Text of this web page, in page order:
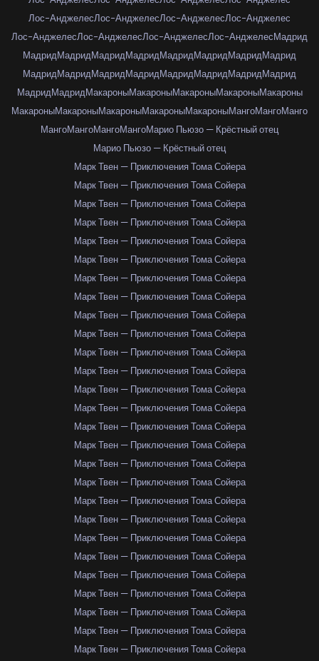
Лос-АнджелесЛос-АнджелесЛос-АнджелесЛос-Анджелес
Лос-АнджелесЛос-АнджелесЛос-АнджелесЛос-АнджелесМадрид
МадридМадридМадридМадридМадридМадридМадридМадрид
МадридМадридМадридМадридМадридМадридМадридМадрид
МадридМадридМакароныМакароныМакароныМакароныМакароны
МакароныМакароныМакароныМакароныМакароныМангоМангоМанго
МангоМангоМангоМангоМарио Пьюзо — Крёстный отец
Марио Пьюзо — Крёстный отец
Марк Твен — Приключения Тома Сойера
Марк Твен — Приключения Тома Сойера
Марк Твен — Приключения Тома Сойера
Марк Твен — Приключения Тома Сойера
Марк Твен — Приключения Тома Сойера
Марк Твен — Приключения Тома Сойера
Марк Твен — Приключения Тома Сойера
Марк Твен — Приключения Тома Сойера
Марк Твен — Приключения Тома Сойера
Марк Твен — Приключения Тома Сойера
Марк Твен — Приключения Тома Сойера
Марк Твен — Приключения Тома Сойера
Марк Твен — Приключения Тома Сойера
Марк Твен — Приключения Тома Сойера
Марк Твен — Приключения Тома Сойера
Марк Твен — Приключения Тома Сойера
Марк Твен — Приключения Тома Сойера
Марк Твен — Приключения Тома Сойера
Марк Твен — Приключения Тома Сойера
Марк Твен — Приключения Тома Сойера
Марк Твен — Приключения Тома Сойера
Марк Твен — Приключения Тома Сойера
Марк Твен — Приключения Тома Сойера
Марк Твен — Приключения Тома Сойера
Марк Твен — Приключения Тома Сойера
Марк Твен — Приключения Тома Сойера
Марк Твен — Приключения Тома Сойера